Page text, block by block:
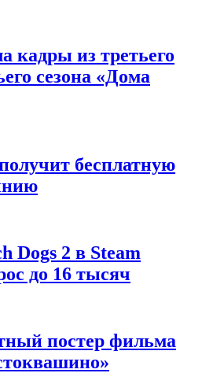
кадры из третьего
сезона «Дома
бесплатную
Dogs 2 в Steam
до 16 тысяч
постер фильма